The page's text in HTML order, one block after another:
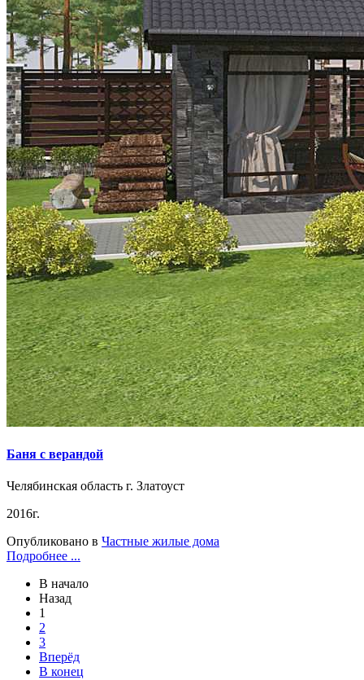
Баня с верандой
Челябинская область г. Златоуст
2016г.
Опубликовано в Частные жилые дома
Подробнее ...
В начало
Назад
1
2
3
Вперёд
В конец